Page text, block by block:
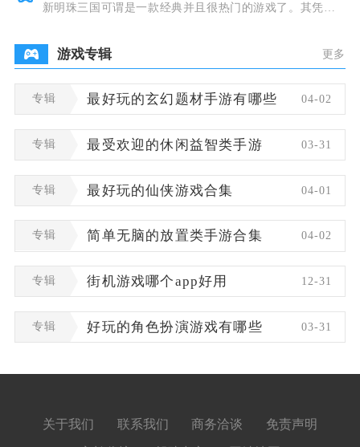
新明珠三国可谓是一款经典并且很热门的游戏了。其凭借
游戏专辑 更多
专辑 最好玩的玄幻题材手游有哪些 04-02
专辑 最受欢迎的休闲益智类手游 03-31
专辑 最好玩的仙侠游戏合集 04-01
专辑 简单无脑的放置类手游合集 04-02
专辑 街机游戏哪个app好用 12-31
专辑 好玩的角色扮演游戏有哪些 03-31
关于我们 联系我们 商务洽谈 免责声明